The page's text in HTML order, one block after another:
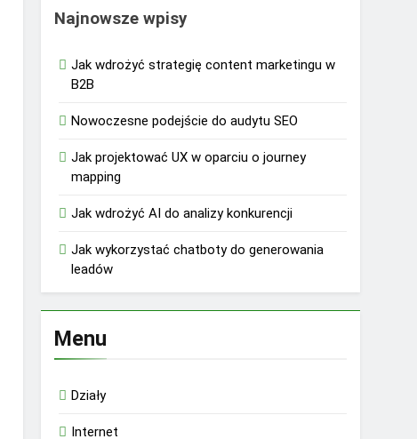
Najnowsze wpisy
Jak wdrożyć strategię content marketingu w
B2B
Nowoczesne podejście do audytu SEO
Jak projektować UX w oparciu o journey
mapping
Jak wdrożyć AI do analizy konkurencji
Jak wykorzystać chatboty do generowania
leadów
Menu
Działy
Internet